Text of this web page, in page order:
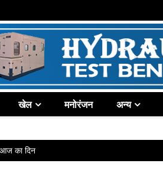
खेल मनोरंजन अन्य
का दिन